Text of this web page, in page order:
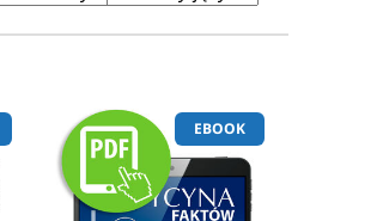
EBOOK